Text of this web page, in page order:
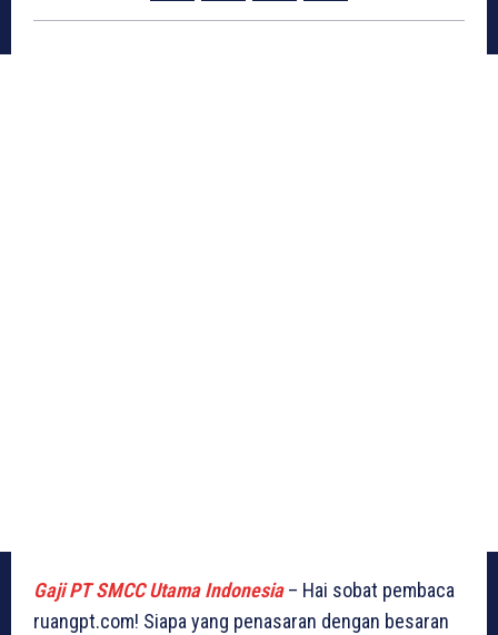
Gaji PT SMCC Utama Indonesia– Hai sobat pembaca
ruangpt.com! Siapa yang penasaran dengan besaran